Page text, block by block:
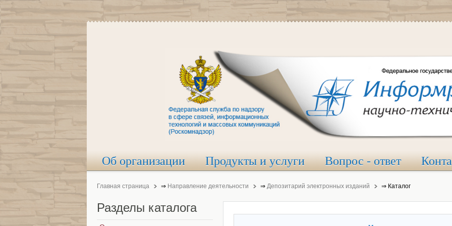
Об организации Продукты и услуги Вопрос - ответ
Главная страница ⇒ Направление деятельности ⇒ Депозитарий электронных изданий ⇒ Каталог
Разделы каталога